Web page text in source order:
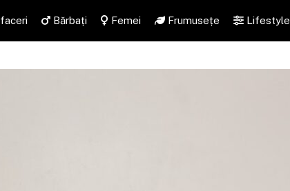
Bărbați Femei Frumusețe Lifestyle